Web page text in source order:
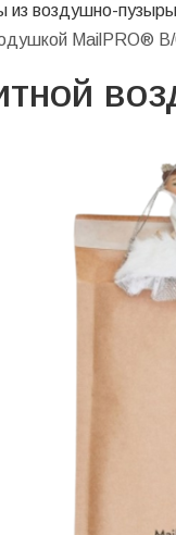
из воздушно-
MailPRO®